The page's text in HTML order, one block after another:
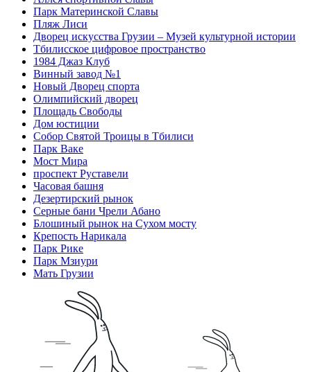
Парк Материнской Славы
Пляж Лиси
Дворец искусства Грузии – Музей культурной истории
Тбилисское цифровое пространство
1984 Джаз Клуб
Винный завод №1
Новый Дворец спорта
Олимпийский дворец
Площадь Свободы
Дом юстиции
Собор Святой Троицы в Тбилиси
Парк Ваке
Мост Мира
проспект Руставели
Часовая башня
Дезертирский рынок
Серные бани Чрели Абано
Блошиный рынок на Сухом мосту
Крепость Нарикала
Парк Рике
Парк Мзиури
Мать Грузии